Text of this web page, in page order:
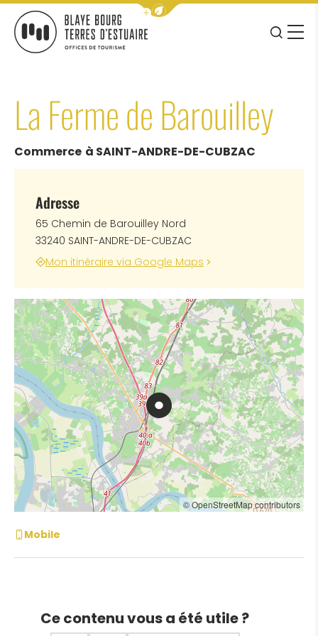
Afficher la barre de navigation
JE
MENU
La Ferme de Barouilley
Commerce à SAINT-ANDRE-DE-CUBZAC
Adresse
65 Chemin de Barouilley Nord
33240 SAINT-ANDRE-DE-CUBZAC
Mon itinéraire via Google Maps
© OpenStreetMap contributors
Mobile
Ce contenu vous a été utile ?